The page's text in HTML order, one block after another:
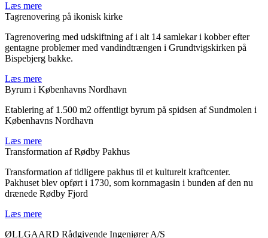
Læs mere
Tagrenovering på ikonisk kirke
Tagrenovering med udskiftning af i alt 14 samlekar i kobber efter
gentagne problemer med vandindtrængen i Grundtvigskirken på
Bispebjerg bakke.
Læs mere
Byrum i Københavns Nordhavn
Etablering af 1.500 m2 offentligt byrum på spidsen af Sundmolen i
Københavns Nordhavn
Læs mere
Transformation af Rødby Pakhus
Transformation af tidligere pakhus til et kulturelt kraftcenter.
Pakhuset blev opført i 1730, som kornmagasin i bunden af den nu
drænede Rødby Fjord
Læs mere
ØLLGAARD Rådgivende Ingeniører A/S